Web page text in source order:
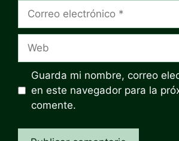
Correo
Web
Guarda mi nombre, correo
en este navegador para la
comente.